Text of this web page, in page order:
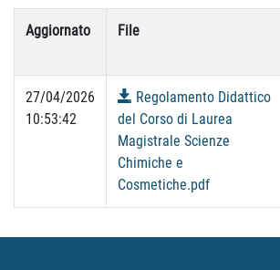
Aggiornato File
27/04/2026
10:53:42
Regolamento Didattico
del Corso di Laurea
Magistrale Scienze
Chimiche e
Cosmetiche.pdf